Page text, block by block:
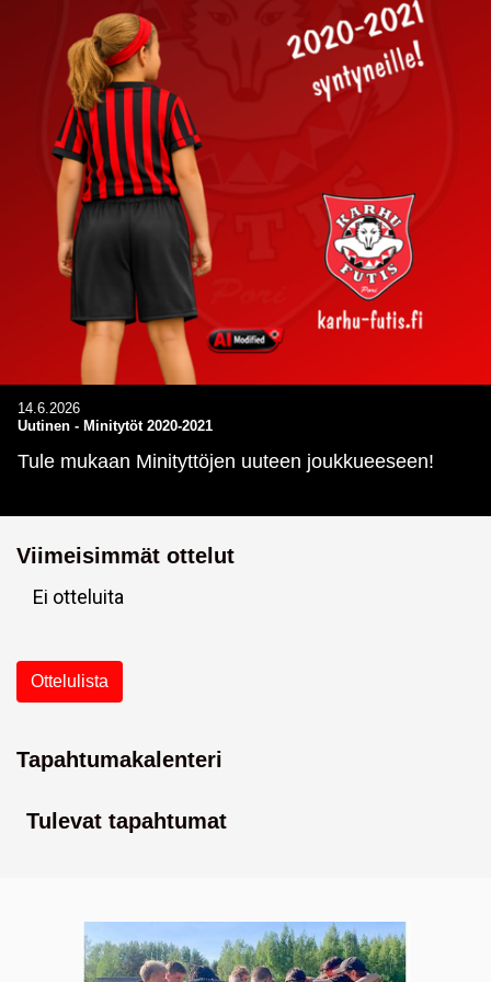
14.6.2026
Uutinen - Minitytöt 2020-2021
Tule mukaan Minityttöjen uuteen joukkueeseen!
Viimeisimmät ottelut
Ei otteluita
Ottelulista
Tapahtumakalenteri
Tulevat tapahtumat